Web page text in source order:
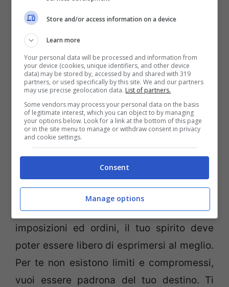
3 : Sei positiva, affidabile, carismatica,
vivace e comunicativa. Sei piena di
interessi e di energia, sei un vero e proprio
vulcano di idee. Vivi la vita con passione e
sentimento, non temi l’erotismo e sei
consapevole del tuo grande fascino. Ti
piacciono gli uomini ironici ed intelligenti,
con i quali affrontare vivaci scambi di
battute pungenti e sensuali
4 : Sei determinata, carismatica,
spontanea. Vivi sempre “in prima linea”,
non ti tiri mai indietro. Non accetti
imposizioni ed ordini, il tuo spirito deve
poter essere libero di esprimersi al meglio.
Per te non esistono limiti e compromessi,
vuoi essere padrona del tuo destino. Ti
Store and/or access information on a device
Learn more
Your personal data will be processed and information from
your device (cookies, unique identifiers, and other device
data) may be stored by, accessed by and shared with 319
partners, or used specifically by this site. We and our partners
may use precise geolocation data. List of partners.
Some vendors may process your personal data on the basis
of legitimate interest, which you can object to by managing
your options below. Look for a link at the bottom of this page
or in the site menu to manage or withdraw consent in privacy
and cookie settings.
Consent
Manage options